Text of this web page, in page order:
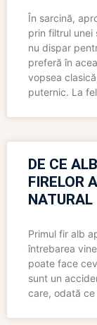
În sarcină,
prin filtrul unei
nu dispar
preferă în
vopsea
puternic. La
DE CE
FIRELOR
NATURAL
Primul fir alb
întrebarea
poate face
sunt un
care, odată